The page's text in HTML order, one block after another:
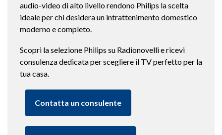
audio-video di alto livello rendono Philips la scelta
ideale per chi desidera un intrattenimento domestico
moderno e completo.
Scopri la selezione Philips su Radionovelli e ricevi
consulenza dedicata per scegliere il TV perfetto per la
tua casa.
Contatta un consulente